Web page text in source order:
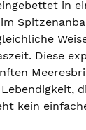
in
Diese
kein